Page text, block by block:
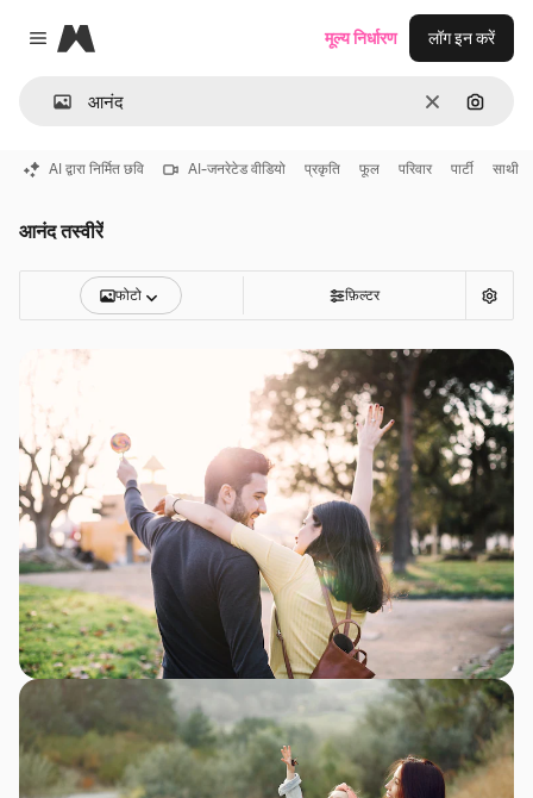
Close menu
Magnific
साफ़ इमेज से
मूल्य निर्धारण लॉग इन करें
AI द्वारा निर्मित छवि AI-जनरेटेड वीडियो प्रकृति फूल परिवार पार्टी साथी
आनंद तस्वीरें
फोटो फ़िल्टर